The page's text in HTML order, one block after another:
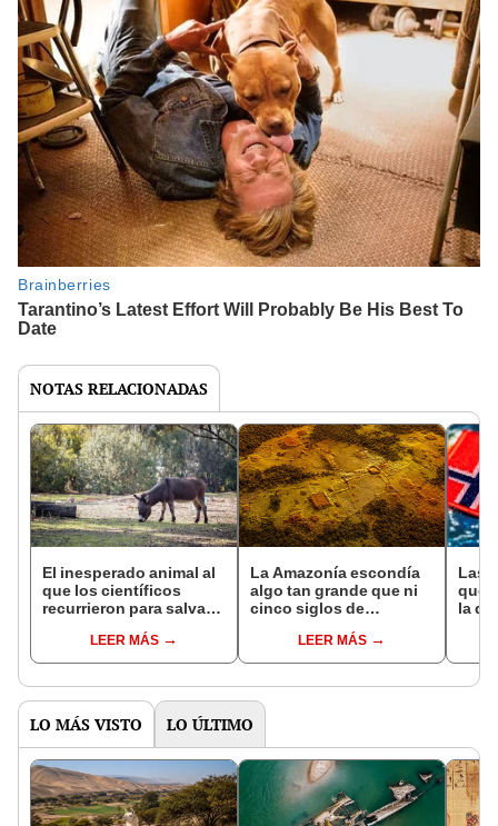
NOTAS RELACIONADAS
El inesperado animal al
que los científicos
recurrieron para salvar
reintroducción de un
asno salvaje está
en un paisaje con más
LEER MÁS
La Amazonía escondía
algo tan grande que ni
cinco siglos de
encontrarlo: el hallazgo
podría cambiar todo lo
pasado
LEER MÁS
Las
que
la de
LO MÁS VISTO LO ÚLTIMO